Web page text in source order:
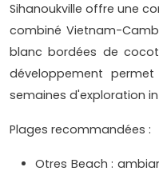
Sihanoukville offre une
combiné Vietnam-
blanc bordées de
développement
semaines d'exploration
Plages recommandées :
Otres Beach :